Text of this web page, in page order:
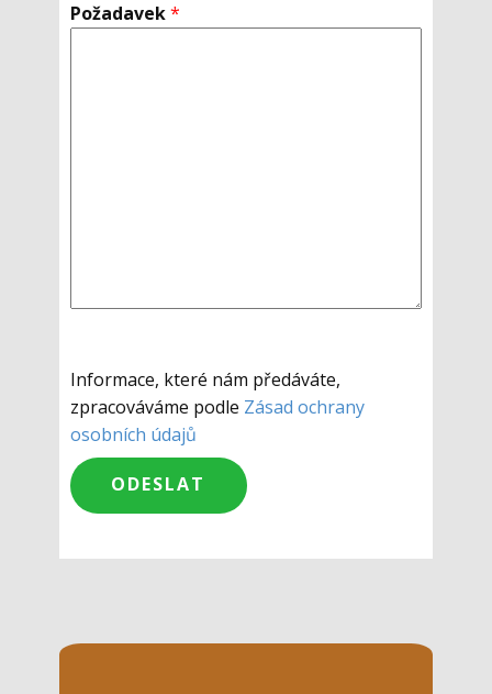
Požadavek*
Informace, které nám předáváte,
zpracováváme podle Zásad ochrany
osobních údajů